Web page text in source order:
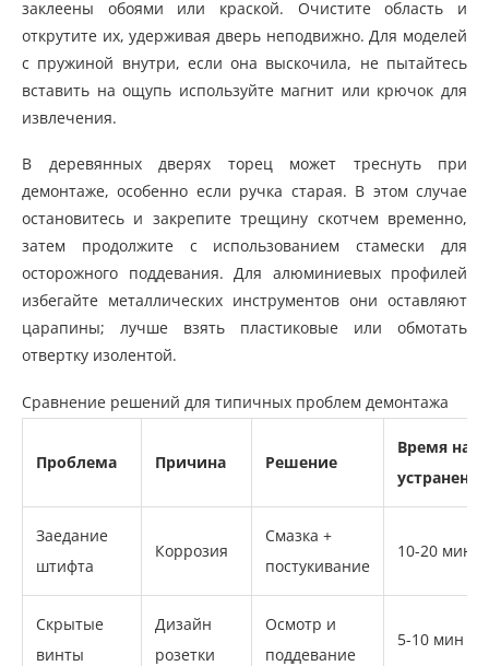
заклеены обоями или краской. Очистите область и
открутите их, удерживая дверь неподвижно. Для моделей
с пружиной внутри, если она выскочила, не пытайтесь
вставить на ощупь используйте магнит или крючок для
извлечения.
В деревянных дверях торец может треснуть при
демонтаже, особенно если ручка старая. В этом случае
остановитесь и закрепите трещину скотчем временно,
затем продолжите с использованием стамески для
осторожного поддевания. Для алюминиевых профилей
избегайте металлических инструментов они оставляют
царапины; лучше взять пластиковые или обмотать
отвертку изолентой.
Сравнение решений для типичных проблем демонтажа
Проблема Причина Решение
Время на
устранение
Заедание
штифта
Коррозия
Смазка +
постукивание
10-20 мин
Скрытые
винты
Дизайн
розетки
Осмотр и
поддевание
5-10 мин